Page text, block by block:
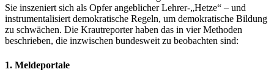
Sie inszeniert sich als Opfer angeblicher Lehrer-„Hetze“ – und
instrumentalisiert demokratische Regeln, um demokratische Bildung
zu schwächen. Die Krautreporter haben das in vier Methoden
beschrieben, die inzwischen bundesweit zu beobachten sind:
1. Meldeportale